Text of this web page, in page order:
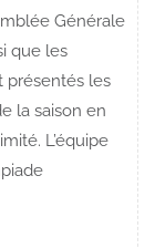
Générale
que les
présentés les
la saison en
L’équipe